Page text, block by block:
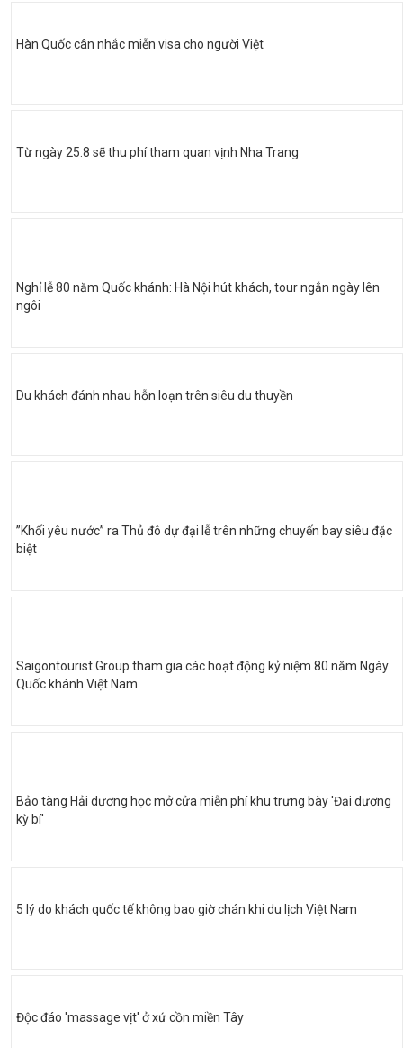
Hàn Quốc cân nhắc miễn visa cho người Việt
Từ ngày 25.8 sẽ thu phí tham quan vịnh Nha Trang
Nghỉ lễ 80 năm Quốc khánh: Hà Nội hút khách, tour ngắn ngày lên
ngôi
Du khách đánh nhau hỗn loạn trên siêu du thuyền
”Khối yêu nước” ra Thủ đô dự đại lễ trên những chuyến bay siêu đặc
biệt
Saigontourist Group tham gia các hoạt động kỷ niệm 80 năm Ngày
Quốc khánh Việt Nam
Bảo tàng Hải dương học mở cửa miễn phí khu trưng bày 'Đại dương
kỳ bí'
5 lý do khách quốc tế không bao giờ chán khi du lịch Việt Nam
Độc đáo 'massage vịt' ở xứ cồn miền Tây